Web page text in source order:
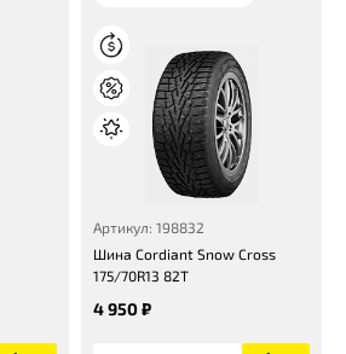
Артикул: 198832
Шина Cordiant Snow Cross
175/70R13 82T
4 950 ₽